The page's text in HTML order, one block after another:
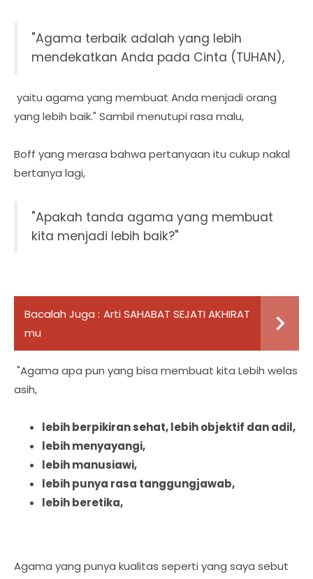
"Agama terbaik adalah yang lebih
mendekatkan Anda pada Cinta (TUHAN),
yaitu agama yang membuat Anda menjadi orang
yang lebih baik." Sambil menutupi rasa malu,
Boff yang merasa bahwa pertanyaan itu cukup nakal
bertanya lagi,
"Apakah tanda agama yang membuat
kita menjadi lebih baik?"
Bacalah Juga : Arti SAHABAT SEJATI AKHIRAT
mu
"Agama apa pun yang bisa membuat kita Lebih welas
asih,
lebih berpikiran sehat, lebih objektif dan adil,
lebih menyayangi,
lebih manusiawi,
lebih punya rasa tanggungjawab,
lebih beretika,
Agama yang punya kualitas seperti yang saya sebut